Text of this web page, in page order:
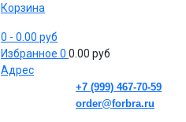
Корзина
0 - 0.00 руб
Избранное 0 0.00 руб
Адрес
+7 (999) 467-70-59
order@forbra.ru